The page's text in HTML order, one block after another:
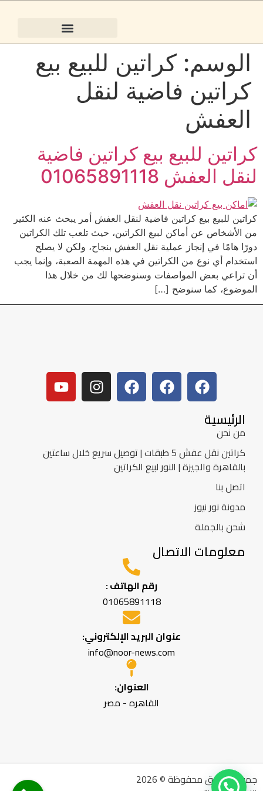
الوسم: كراتين للبيع بيع
كراتين فاضية لنقل
العفش
كراتين للبيع بيع كراتين فاضية
لنقل العفش 01065891118
كراتين للبيع بيع كراتين فاضية لنقل العفش أمر يبحث عنه الكثير
من الأشخاص عن أماكن لبيع الكراتين، حيث تلعب تلك الكراتين
دورًا هامًا في إنجاز عملية نقل العفش بنجاح، ولكن لا يصلح
استخدام أي نوع من الكراتين في هذه المهمة الصعبة، وإنما يجب
أن تراعي بعض المواصفات وسنوضحها لك من خلال هذا
الموضوع، كما سنوضح […]
الرئيسية
من نحن
كراتين نقل عفش 5 طبقات | توصيل سريع خلال ساعتين
بالقاهرة والجيزة | النور لبيع الكراتين
اتصل بنا
مدونة نور نيوز
شحن بالجملة
معلومات الاتصال
رقم الهاتف :
01065891118
عنوان البريد الإلكتروني:
info@noor-news.com
العنوان:
القاهره - مصر
جميع الحقوق محفوظة © 2026